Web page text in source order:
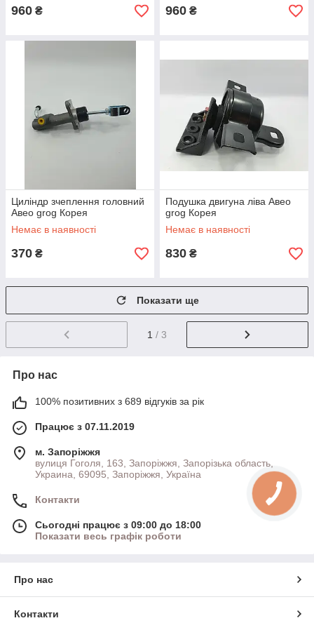
960 ₴ 960 ₴
Циліндр зчеплення головний
Авео grog Корея
Немає в наявності
370 ₴
Подушка двигуна ліва Авео
grog Корея
Немає в наявності
830 ₴
Показати ще
1 / 3
Про нас
100% позитивних з 689 відгуків за рік
Працює з 07.11.2019
м. Запоріжжя
вулиця Гоголя, 163, Запоріжжя, Запорізька область,
Украина, 69095, Запоріжжя, Україна
Контакти
Сьогодні працює з 09:00 до 18:00
Показати весь графік роботи
Про нас
Контакти